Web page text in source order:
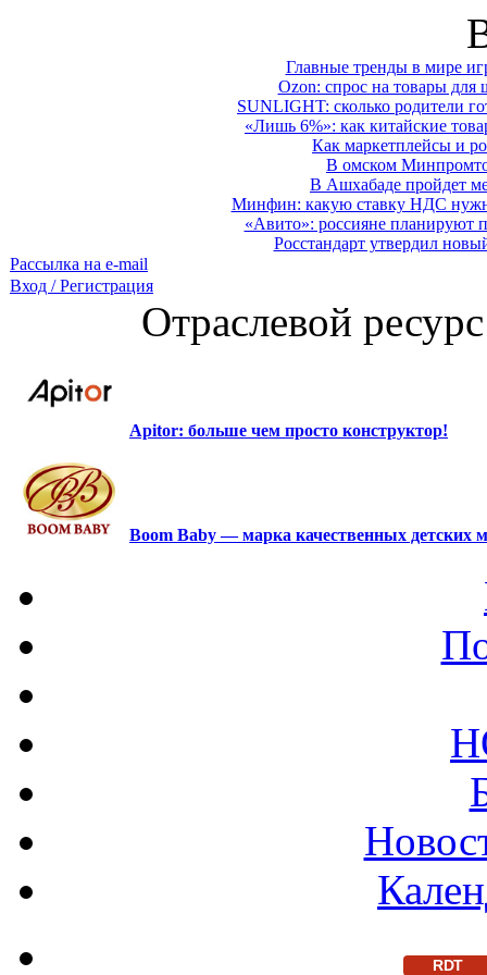
Главные тренды в мире
Ozon: спрос на товары для
SUNLIGHT: сколько родители
«Лишь 6%»: как китайские
Как маркетплейсы и
В омском
В Ашхабаде пройдет
Минфин: какую ставку НДС
«Авито»: россияне планируют
Росстандарт утвердил
Рассылка на e-mail
Вход / Регистрация
Отраслевой
Apitor: больше чем просто конструктор!
Boom Baby — марка качественных детских
RDT